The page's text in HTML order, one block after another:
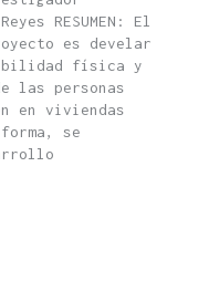
RESUMEN: El
es develar
física y
las personas
en viviendas
se